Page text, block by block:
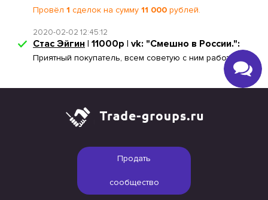
Провёл 1 сделок на сумму 11 000 рублей.
2020-02-02 12:45:12
Стас Эйгин | 11000р | vk: "Смешно в России.":
Приятный покупатель, всем советую с ним работать
Продать
сообщество